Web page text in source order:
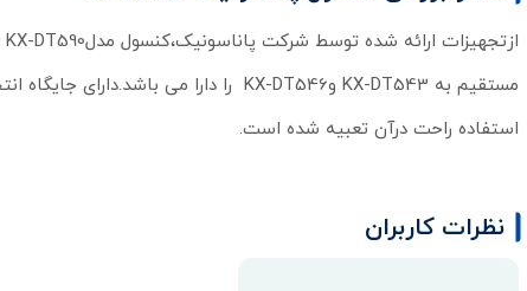
استفاده راحت درآن تعبیه شده است.
نظرات کاربران